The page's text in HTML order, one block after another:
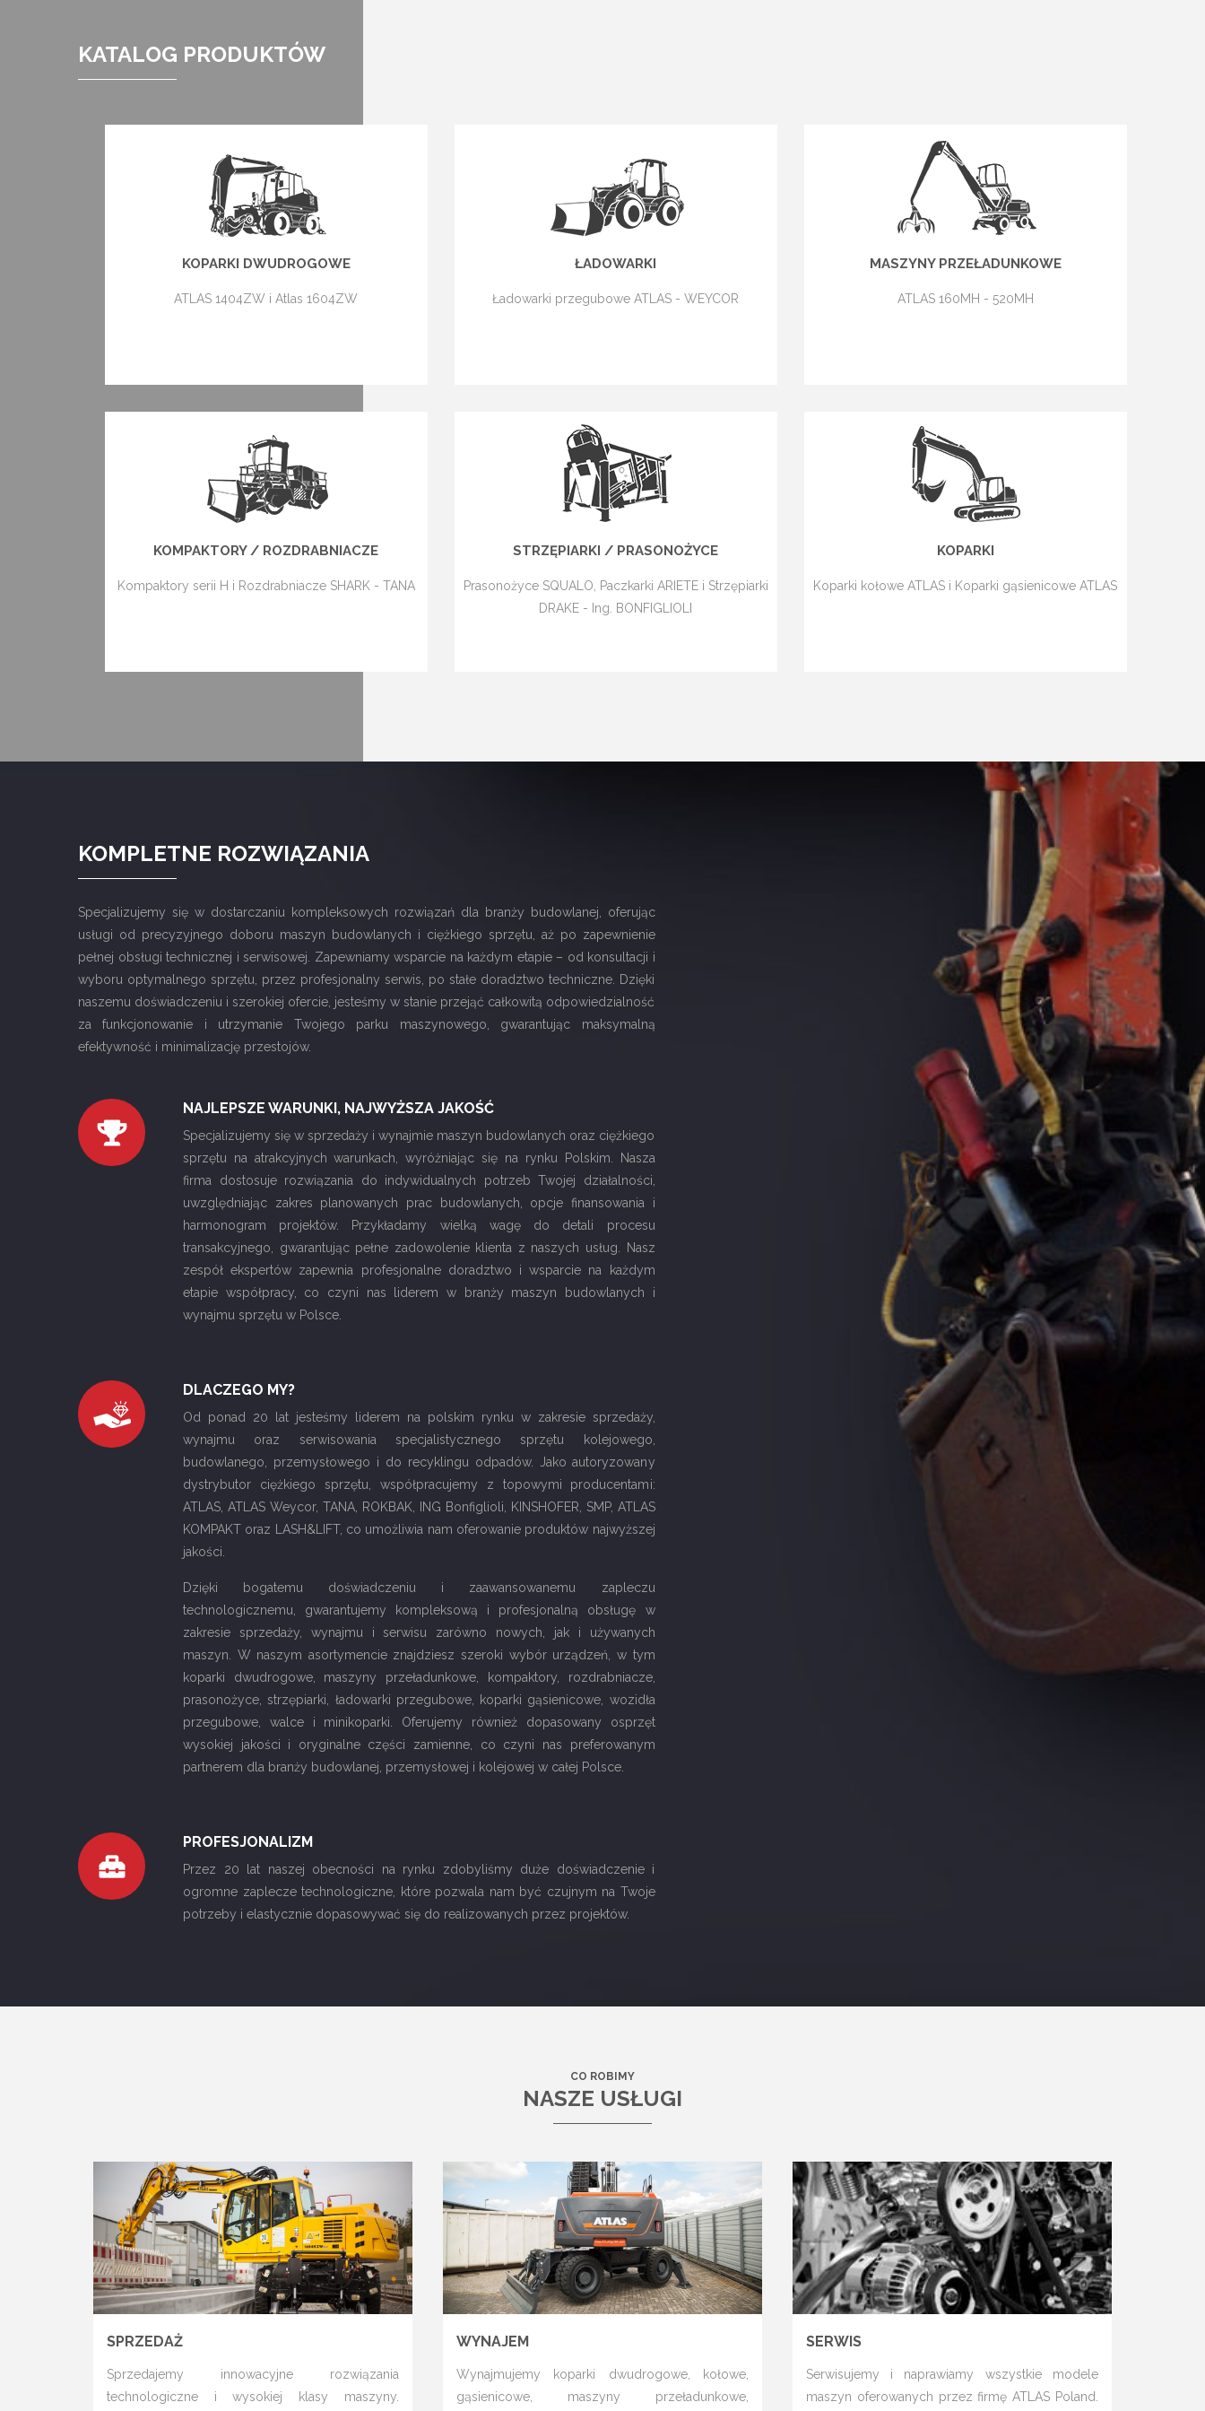
KATALOG PRODUKTÓW
KOPARKI DWUDROGOWE
ATLAS 1404ZW i Atlas 1604ZW
ŁADOWARKI
Ładowarki przegubowe ATLAS - WEYCOR
MASZYNY PRZEŁADUNKOWE
ATLAS 160MH - 520MH
KOMPAKTORY / ROZDRABNIACZE
Kompaktory serii H i Rozdrabniacze SHARK - TANA
STRZĘPIARKI / PRASONOŻYCE
Prasonożyce SQUALO, Paczkarki ARIETE i Strzępiarki
DRAKE - Ing. BONFIGLIOLI
KOPARKI
Koparki kołowe ATLAS i Koparki gąsienicowe ATLAS
KOMPLETNE ROZWIĄZANIA
Specjalizujemy się w dostarczaniu kompleksowych rozwiązań dla branży budowlanej, oferując
usługi od precyzyjnego doboru maszyn budowlanych i ciężkiego sprzętu, aż po zapewnienie
pełnej obsługi technicznej i serwisowej. Zapewniamy wsparcie na każdym etapie – od konsultacji i
wyboru optymalnego sprzętu, przez profesjonalny serwis, po stałe doradztwo techniczne. Dzięki
naszemu doświadczeniu i szerokiej ofercie, jesteśmy w stanie przejąć całkowitą odpowiedzialność
za funkcjonowanie i utrzymanie Twojego parku maszynowego, gwarantując maksymalną
efektywność i minimalizację przestojów.
NAJLEPSZE WARUNKI, NAJWYŻSZA JAKOŚĆ
Specjalizujemy się w sprzedaży i wynajmie maszyn budowlanych oraz ciężkiego
sprzętu na atrakcyjnych warunkach, wyróżniając się na rynku Polskim. Nasza
firma dostosuje rozwiązania do indywidualnych potrzeb Twojej działalności,
uwzględniając zakres planowanych prac budowlanych, opcje finansowania i
harmonogram projektów. Przykładamy wielką wagę do detali procesu
transakcyjnego, gwarantując pełne zadowolenie klienta z naszych usług. Nasz
zespół ekspertów zapewnia profesjonalne doradztwo i wsparcie na każdym
etapie współpracy, co czyni nas liderem w branży maszyn budowlanych i
wynajmu sprzętu w Polsce.
DLACZEGO MY?
Od ponad 20 lat jesteśmy liderem na polskim rynku w zakresie sprzedaży,
wynajmu oraz serwisowania specjalistycznego sprzętu kolejowego,
budowlanego, przemysłowego i do recyklingu odpadów. Jako autoryzowany
dystrybutor ciężkiego sprzętu, współpracujemy z topowymi producentami:
ATLAS, ATLAS Weycor, TANA, ROKBAK, ING Bonfiglioli, KINSHOFER, SMP, ATLAS
KOMPAKT oraz LASH&LIFT, co umożliwia nam oferowanie produktów najwyższej
jakości.
Dzięki bogatemu doświadczeniu i zaawansowanemu zapleczu
technologicznemu, gwarantujemy kompleksową i profesjonalną obsługę w
zakresie sprzedaży, wynajmu i serwisu zarówno nowych, jak i używanych
maszyn. W naszym asortymencie znajdziesz szeroki wybór urządzeń, w tym
koparki dwudrogowe, maszyny przeładunkowe, kompaktory, rozdrabniacze,
prasonożyce, strzępiarki, ładowarki przegubowe, koparki gąsienicowe, wozidła
przegubowe, walce i minikoparki. Oferujemy również dopasowany osprzęt
wysokiej jakości i oryginalne części zamienne, co czyni nas preferowanym
partnerem dla branży budowlanej, przemysłowej i kolejowej w całej Polsce.
PROFESJONALIZM
Przez 20 lat naszej obecności na rynku zdobyliśmy duże doświadczenie i
ogromne zaplecze technologiczne, które pozwala nam być czujnym na Twoje
potrzeby i elastycznie dopasowywać się do realizowanych przez projektów.
NASZE USŁUGI
CO ROBIMY
SPRZEDAŻ
Sprzedajemy innowacyjne rozwiązania
technologiczne i wysokiej klasy maszyny.
WYNAJEM
Wynajmujemy koparki dwudrogowe, kołowe,
gąsienicowe, maszyny przeładunkowe,
SERWIS
Serwisujemy i naprawiamy wszystkie modele
maszyn oferowanych przez firmę ATLAS Poland.